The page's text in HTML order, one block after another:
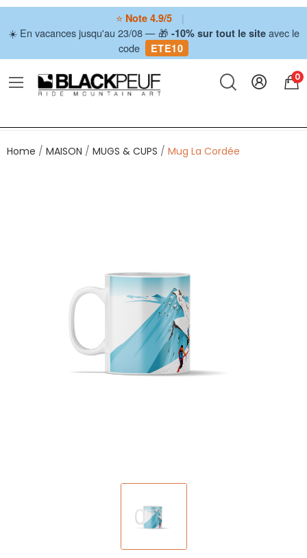
⭐ Note 4.9/5
|
☀️ En vacances jusqu'au 23/08 — 🎁 -10% sur tout le siteavec le
code
ETE10
0
Home MAISON MUGS & CUPS Mug La Cordée